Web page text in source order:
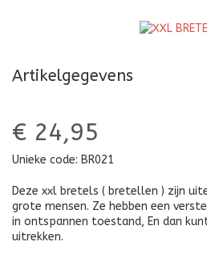
Artikelgegevens
€ 24,95
Unieke code: BR021
Deze xxl bretels ( bretellen ) zijn
grote mensen. Ze hebben een
in ontspannen toestand, En dan
uitrekken.